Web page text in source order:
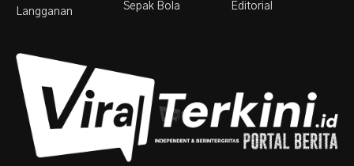
Langganan Sepak Bola Editorial